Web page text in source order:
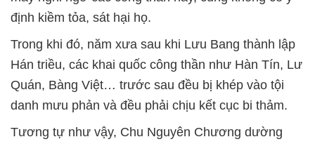
định kiềm tỏa, sát hại họ.
Trong khi đó, năm xưa sau khi Lưu Bang thành lập
Hán triều, các khai quốc công thần như Hàn Tín, Lư
Quán, Bàng Việt… trước sau đều bị khép vào tội
danh mưu phản và đều phải chịu kết cục bi thảm.
Tương tự như vậy, Chu Nguyên Chương dường